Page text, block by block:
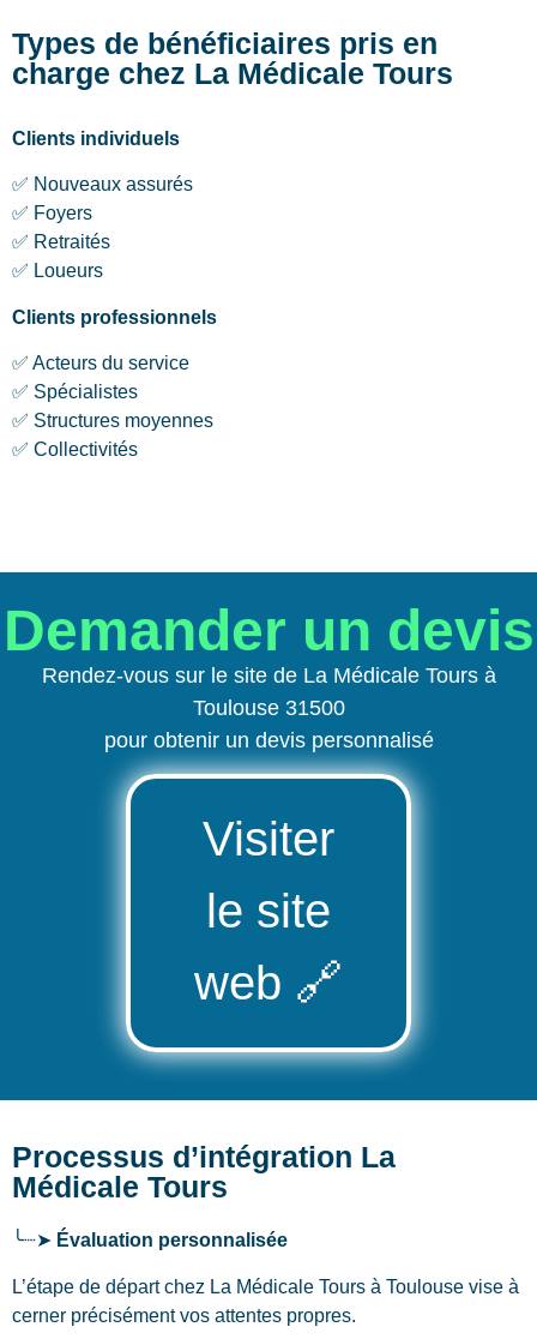
Types de bénéficiaires pris en
charge chez La Médicale Tours
Clients individuels
✅ Nouveaux assurés
✅ Foyers
✅ Retraités
✅ Loueurs
Clients professionnels
✅ Acteurs du service
✅ Spécialistes
✅ Structures moyennes
✅ Collectivités
Demander un devis
Rendez-vous sur le site de La Médicale Tours à
Toulouse 31500
pour obtenir un devis personnalisé
Visiter
le site
web 🔗
Processus d’intégration La
Médicale Tours
╰┈➤ Évaluation personnalisée
L’étape de départ chez La Médicale Tours à Toulouse vise à
cerner précisément vos attentes propres.